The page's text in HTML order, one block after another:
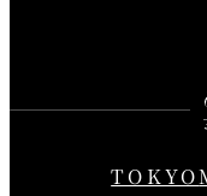
TOKYO